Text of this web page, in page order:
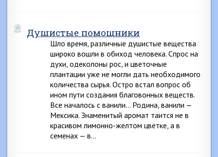
Душистые помощники
Шло время, различные душистые вещества
широко вошли в обиход человека. Спрос на
духи, одеколоны рос, и цветочные
плантации уже не могли дать необходимого
количества сырья. Остро встал вопрос об
ином пути создания благовонных веществ.
Все началось с ванили… Родина, ванили —
Мексика. Знаменитый аромат таится не в
красивом лимонно-желтом цветке, а в
семенах — в…